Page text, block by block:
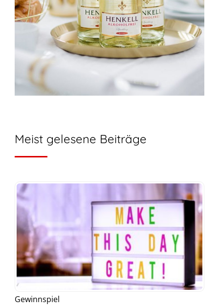
Meist gelesene Beiträge
Gewinnspiel